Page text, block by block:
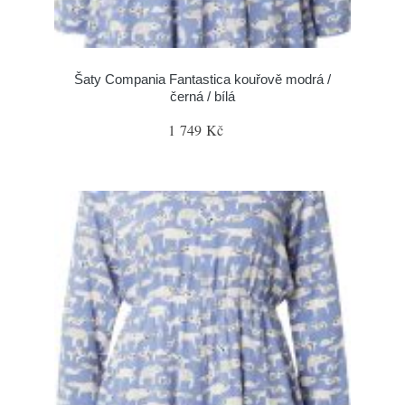
Šaty Compania Fantastica kouřově modrá /
černá / bílá
1 749 Kč